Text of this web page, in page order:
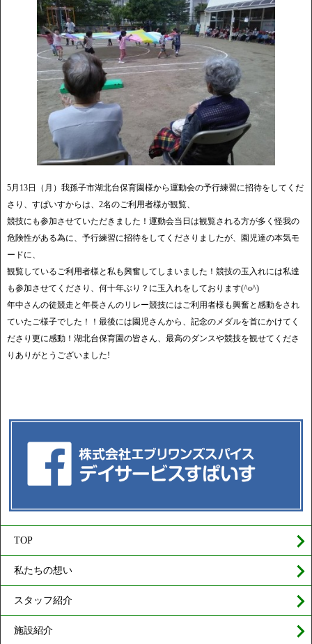
5月13日（月）我孫子市湖北台保育園様から運動会の予行練習に招待をしてくだ
さり、すぱいすからは、2名のご利用者様が観覧、
競技にも参加させていただきました！運動会当日は観覧される方が多く怪我の
危険性がある為に、予行練習に招待をしてくださりましたが、園児達の本気モ
ードに、
観覧しているご利用者様と私も興奮してしまいました！競技の玉入れには私達
も参加させてくださり、何十年ぶり？に玉入れをしております(^o^)
年中さんの徒競走と年長さんのリレー競技にはご利用者様も興奮と感動をされ
ていたご様子でした！！最後には園児さんから、記念のメダルを首にかけてく
ださり更に感動！湖北台保育園の皆さん、最高のダンスや競技を観せてくださ
りありがとうございました!
TOP
私たちの想い
スタッフ紹介
施設紹介